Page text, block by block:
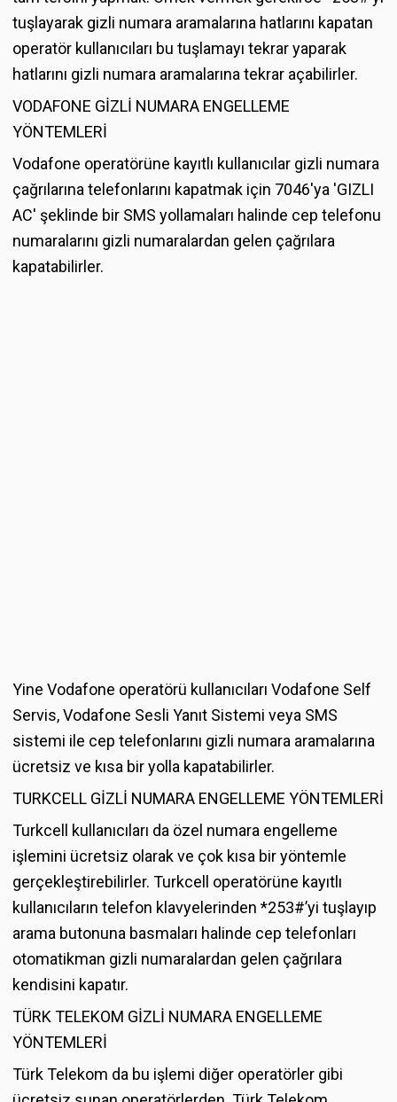
tuşlayarak gizli numara aramalarına hatlarını kapatan
operatör kullanıcıları bu tuşlamayı tekrar yaparak
hatlarını gizli numara aramalarına tekrar açabilirler.
VODAFONE GİZLİ NUMARA ENGELLEME
YÖNTEMLERİ
Vodafone operatörüne kayıtlı kullanıcılar gizli numara
çağrılarına telefonlarını kapatmak için 7046'ya 'GIZLI
AC' şeklinde bir SMS yollamaları halinde cep telefonu
numaralarını gizli numaralardan gelen çağrılara
kapatabilirler.
Yine Vodafone operatörü kullanıcıları Vodafone Self
Servis, Vodafone Sesli Yanıt Sistemi veya SMS
sistemi ile cep telefonlarını gizli numara aramalarına
ücretsiz ve kısa bir yolla kapatabilirler.
TURKCELL GİZLİ NUMARA ENGELLEME YÖNTEMLERİ
Turkcell kullanıcıları da özel numara engelleme
işlemini ücretsiz olarak ve çok kısa bir yöntemle
gerçekleştirebilirler. Turkcell operatörüne kayıtlı
kullanıcıların telefon klavyelerinden *253#’yi tuşlayıp
arama butonuna basmaları halinde cep telefonları
otomatikman gizli numaralardan gelen çağrılara
kendisini kapatır.
TÜRK TELEKOM GİZLİ NUMARA ENGELLEME
YÖNTEMLERİ
Türk Telekom da bu işlemi diğer operatörler gibi